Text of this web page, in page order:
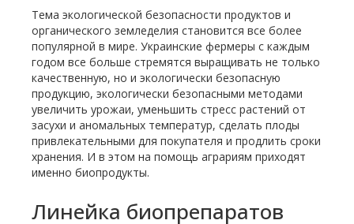
Тема экологической безопасности продуктов и
органического земледелия становится все более
популярной в мире. Украинские фермеры с каждым
годом все больше стремятся выращивать не только
качественную, но и экологически безопасную
продукцию, экологически безопасными методами
увеличить урожаи, уменьшить стресс растений от
засухи и аномальных температур, сделать плоды
привлекательными для покупателя и продлить сроки
хранения. И в этом на помощь аграриям приходят
именно биопродукты.
Линейка биопрепаратов